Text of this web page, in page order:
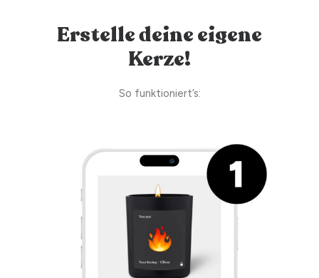
Erstelle deine eigene
Kerze!
So funktioniert’s: